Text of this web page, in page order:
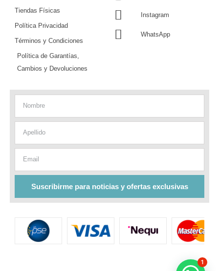
Tiendas Físicas
Política Privacidad
Términos y Condiciones
Política de Garantías,
Cambios y Devoluciones
Instagram
WhatsApp
Suscribirme para noticias y ofertas exclusivas
1